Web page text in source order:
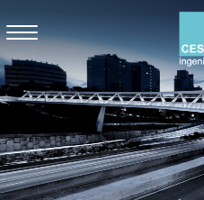
PUENTES
PASARELAS
EDIFICACIÓN
OBRAS